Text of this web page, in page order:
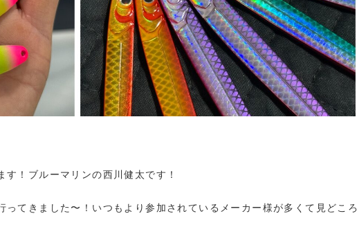
！ブルーマリンの西川健太です！
てきました〜！いつもより参加されているメーカー様が多くて見どころ